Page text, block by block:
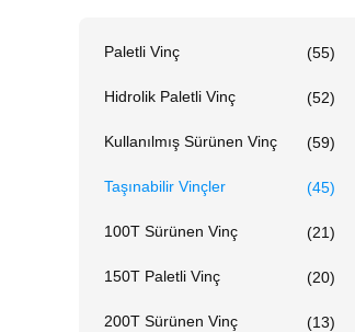
Paletli Vinç (55)
Hidrolik Paletli Vinç (52)
Kullanılmış Sürünen Vinç (59)
Taşınabilir Vinçler (45)
100T Sürünen Vinç (21)
150T Paletli Vinç (20)
200T Sürünen Vinç (13)